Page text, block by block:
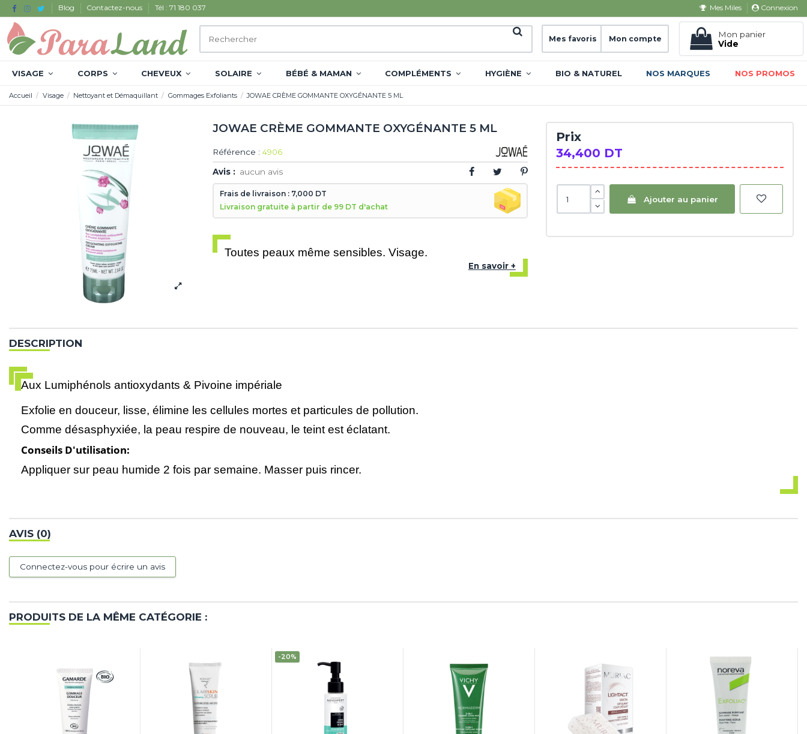
Blog Contactez-nous Tél : 71 180 037 Mes Miles Connexion
Mes favoris Mon compte
Mon panier
Vide
VISAGE CORPS CHEVEUX SOLAIRE BÉBÉ & MAMAN COMPLÉMENTS HYGIÈNE BIO & NATUREL NOS MARQUES NOS PROMOS
Accueil Visage Nettoyant et Démaquillant Gommages Exfoliants JOWAE CRÈME GOMMANTE OXYGÉNANTE 5 ML
JOWAE CRÈME GOMMANTE OXYGÉNANTE 5 ML
Référence : 4906
Avis : aucun avis
Frais de livraison : 7,000 DT
Livraison gratuite à partir de 99 DT d'achat
Toutes peaux même sensibles. Visage.
En savoir +
Prix
34,400 DT
Ajouter au panier
DESCRIPTION
Aux Lumiphénols antioxydants & Pivoine impériale
Exfolie en douceur, lisse, élimine les cellules mortes et particules de pollution.
Comme désasphyxiée, la peau respire de nouveau, le teint est éclatant.
Conseils D'utilisation:
Appliquer sur peau humide 2 fois par semaine. Masser puis rincer.
AVIS (0)
Connectez-vous pour écrire un avis
PRODUITS DE LA MÊME CATÉGORIE :
-20%